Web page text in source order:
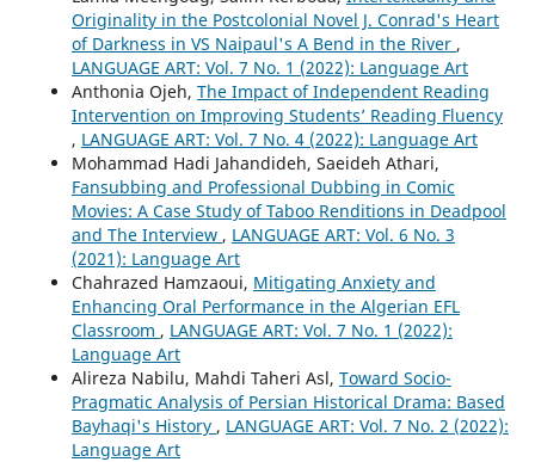
Originality in the Postcolonial Novel J. Conrad's Heart
of Darkness in VS Naipaul's A Bend in the River ,
LANGUAGE ART: Vol. 7 No. 1 (2022): Language Art
Anthonia Ojeh, The Impact of Independent Reading
Intervention on Improving Students’ Reading Fluency
, LANGUAGE ART: Vol. 7 No. 4 (2022): Language Art
Mohammad Hadi Jahandideh, Saeideh Athari,
Fansubbing and Professional Dubbing in Comic
Movies: A Case Study of Taboo Renditions in Deadpool
and The Interview , LANGUAGE ART: Vol. 6 No. 3
(2021): Language Art
Chahrazed Hamzaoui, Mitigating Anxiety and
Enhancing Oral Performance in the Algerian EFL
Classroom , LANGUAGE ART: Vol. 7 No. 1 (2022):
Language Art
Alireza Nabilu, Mahdi Taheri Asl, Toward Socio-
Pragmatic Analysis of Persian Historical Drama: Based
Bayhaqi's History , LANGUAGE ART: Vol. 7 No. 2 (2022):
Language Art